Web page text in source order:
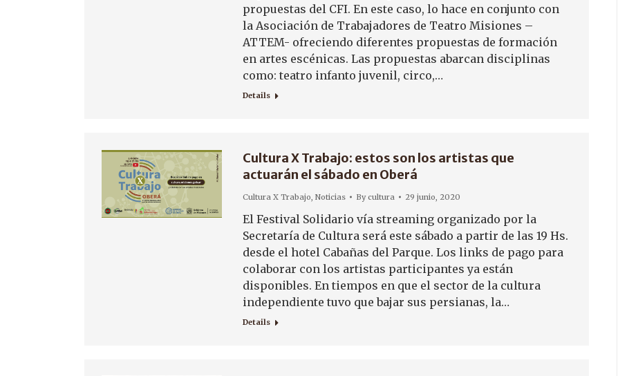
propuestas del CFI. En este caso, lo hace en conjunto con
la Asociación de Trabajadores de Teatro Misiones –
ATTEM- ofreciendo diferentes propuestas de formación
en artes escénicas. Las propuestas abarcan disciplinas
como: teatro infanto juvenil, circo,…
Details
Cultura X Trabajo: estos son los artistas que
actuarán el sábado en Oberá
Cultura X Trabajo, Noticias Bycultura 29 junio, 2020
El Festival Solidario vía streaming organizado por la
Secretaría de Cultura será este sábado a partir de las 19 Hs.
desde el hotel Cabañas del Parque. Los links de pago para
colaborar con los artistas participantes ya están
disponibles. En tiempos en que el sector de la cultura
independiente tuvo que bajar sus persianas, la…
Details